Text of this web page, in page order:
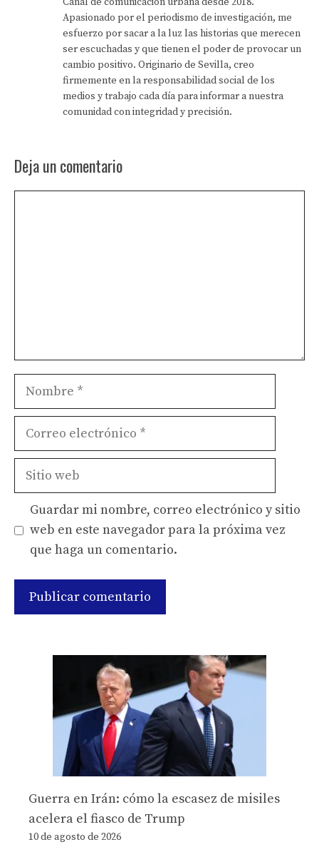
Apasionado por el periodismo de investigación, me
esfuerzo por sacar a la luz las historias que merecen
ser escuchadas y que tienen el poder de provocar un
cambio positivo. Originario de Sevilla, creo
firmemente en la responsabilidad social de los
medios y trabajo cada día para informar a nuestra
comunidad con integridad y precisión.
Deja un comentario
Nombre
Correo
Sitio
Guardar mi nombre, correo electrónico y sitio
web en este navegador para la próxima vez
que haga un comentario.
Guerra en Irán: cómo la escasez de misiles
acelera el fiasco de Trump
10 de agosto de 2026